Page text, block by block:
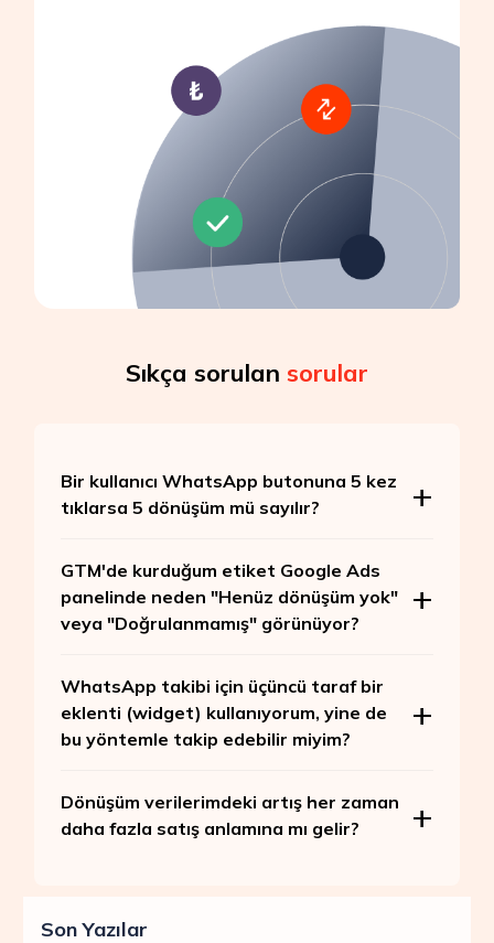
Sıkça sorulan sorular
Bir kullanıcı WhatsApp butonuna 5 kez
tıklarsa 5 dönüşüm mü sayılır?
GTM'de kurduğum etiket Google Ads
panelinde neden "Henüz dönüşüm yok"
veya "Doğrulanmamış" görünüyor?
WhatsApp takibi için üçüncü taraf bir
eklenti (widget) kullanıyorum, yine de
bu yöntemle takip edebilir miyim?
Dönüşüm verilerimdeki artış her zaman
daha fazla satış anlamına mı gelir?
Son Yazılar